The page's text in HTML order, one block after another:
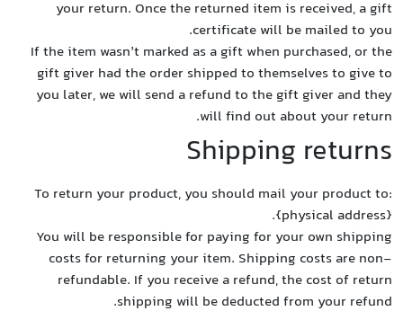
If the
gift
you
To
You